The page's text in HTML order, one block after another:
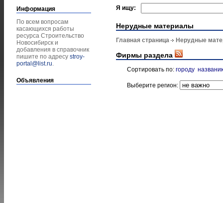
Информация
По всем вопросам
касающихся работы
ресурса Строительство
Новосибирск и
добавления в справочник
пишите по адресу stroy-
portal@list.ru.
Объявления
Я ищу:
Нерудные материалы
Главная страница Нерудные
Фирмы раздела
Сортировать по: городу
Выберите регион: